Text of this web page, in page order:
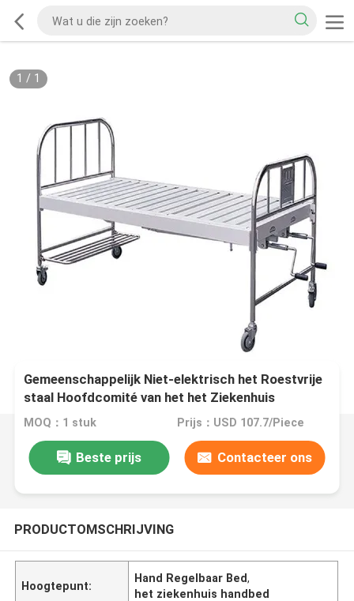
1 / 1
Gemeenschappelijk Niet-elektrisch het Roestvrije
staal Hoofdcomité van het het Ziekenhuis
Pleegbed en Zijsporen
MOQ：1 stuk Prijs：USD 107.7/Piece
Beste prijs Contacteer ons
PRODUCTOMSCHRIJVING
Hoogtepunt:
Hand Regelbaar Bed,
het ziekenhuis handbed